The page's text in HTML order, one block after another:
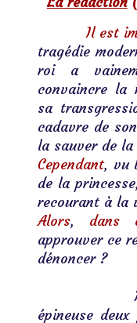
tragédie
roi a
convaincre la
sa
cadavre de
la sauver de
Cependant, vu
de la
recourant à la
Alors, dans
approuver ce
dénoncer ?
              Pour répondre à cette question
épineuse